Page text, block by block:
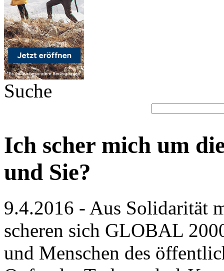
Suche
Ich scher mich um
und Sie?
9.4.2016 - Aus Solidarität
scheren sich GLOBAL
und Menschen des